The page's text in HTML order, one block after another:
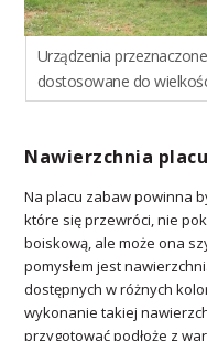
Urządzenia
dostosowane do
Nawierzchnia
Na placu zabaw powinna
które się przewróci, nie
boiskową, ale może ona
pomysłem jest
dostępnych w różnych
wykonanie takiej
przygotować podłoże z